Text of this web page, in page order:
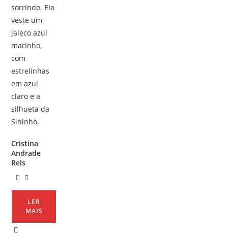
Cristina
Andrade
Reis
LER
MAIS